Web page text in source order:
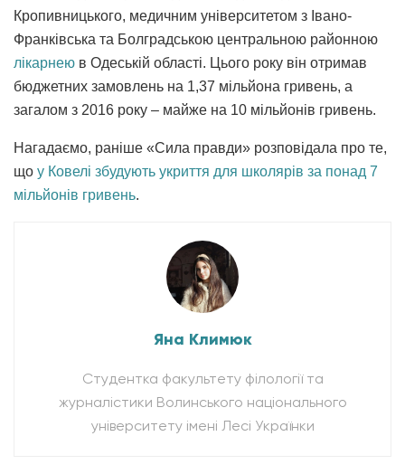
Кропивницького, медичним університетом з Івано-
Франківська та Болградською центральною районною
лікарнею в Одеській області. Цього року він отримав
бюджетних замовлень на 1,37 мільйона гривень, а
загалом з 2016 року – майже на 10 мільйонів гривень.
Нагадаємо, раніше «Сила правди» розповідала про те,
що у Ковелі збудують укриття для школярів за понад 7
мільйонів гривень.
Яна Климюк
Студентка факультету філології та
журналістики Волинського національного
університету імені Лесі Українки